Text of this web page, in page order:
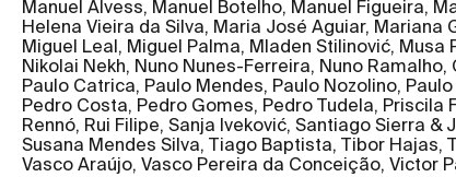
Manuel Alvess, Manuel Botelho, Manuel Figueira,
Helena Vieira da Silva, Maria José Aguiar, Mariana
Miguel Leal, Miguel Palma, Mladen Stilinović,
Nikolai Nekh, Nuno Nunes-Ferreira, Nuno
Paulo Catrica, Paulo Mendes, Paulo Nozolino,
Pedro Costa, Pedro Gomes, Pedro Tudela, Priscila
Rennó, Rui Filipe, Sanja Iveković, Santiago Sierra
Susana Mendes Silva, Tiago Baptista, Tibor Hajas,
Vasco Araújo, Vasco Pereira da Conceição, Victor